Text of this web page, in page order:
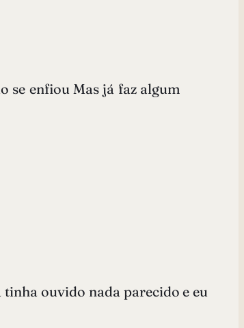
se enfiou Mas já faz algum
ouvido nada parecido e eu